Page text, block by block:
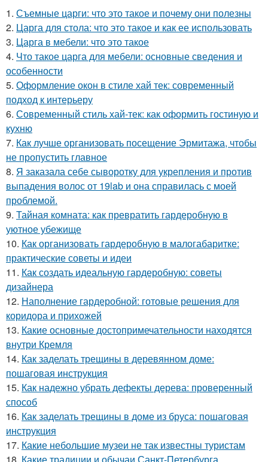
1. Съемные царги: что это такое и почему они полезны
2. Царга для стола: что это такое и как ее использовать
3. Царга в мебели: что это такое
4. Что такое царга для мебели: основные сведения и
особенности
5. Оформление окон в стиле хай тек: современный
подход к интерьеру
6. Современный стиль хай-тек: как оформить гостиную и
кухню
7. Как лучше организовать посещение Эрмитажа, чтобы
не пропустить главное
8. Я заказала себе сыворотку для укрепления и против
выпадения волос от 19lab и она справилась с моей
проблемой.
9. Тайная комната: как превратить гардеробную в
уютное убежище
10. Как организовать гардеробную в малогабаритке:
практические советы и идеи
11. Как создать идеальную гардеробную: советы
дизайнера
12. Наполнение гардеробной: готовые решения для
коридора и прихожей
13. Какие основные достопримечательности находятся
внутри Кремля
14. Как заделать трещины в деревянном доме:
пошаговая инструкция
15. Как надежно убрать дефекты дерева: проверенный
способ
16. Как заделать трещины в доме из бруса: пошаговая
инструкция
17. Какие небольшие музеи не так известны туристам